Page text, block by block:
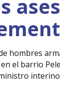
hombres
el barrio